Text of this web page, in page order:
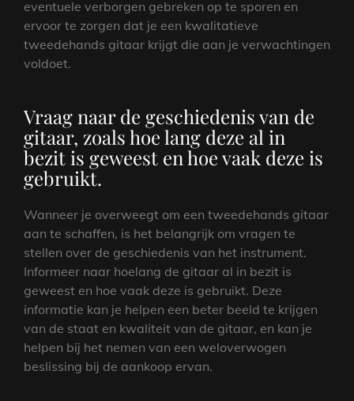
eventuele verborgen gebreken op te sporen en
ervoor te zorgen dat je een kwalitatieve
tweedehands gitaar krijgt die aan je verwachtingen
voldoet.
Vraag naar de geschiedenis van de
gitaar, zoals hoe lang deze al in
bezit is geweest en hoe vaak deze is
gebruikt.
Wanneer je overweegt om een tweedehands gitaar
aan te schaffen, is het belangrijk om vragen te
stellen over de geschiedenis van het instrument.
Informeer naar hoelang de gitaar al in bezit is
geweest en hoe vaak deze is gebruikt. Deze
informatie kan je helpen een beter beeld te krijgen
van de staat en kwaliteit van de gitaar, en kan je
helpen bij het nemen van een weloverwogen
beslissing bij de aankoop ervan.